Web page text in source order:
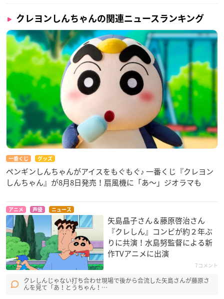
クレヨンしんちゃんの関連ニュースランキング
一番くじ グッズ
ペンギンしんちゃんがアイスをもぐもぐ♪ 一番くじ『クレヨン
しんちゃん』が8月8日発売！扇風機に「あ～」ジオラマも
アニメ 声優 ニュース
矢島晶子さん＆藤原啓治さん
『クレしん』コンビが約２年ぶ
りに共演！水島努監督による新
作TVアニメに出演
7コメント
クレしんじゃない打ち合わせ現場で後から合流した矢島さんが藤原さ
んを見て「あ！とうちゃん！…